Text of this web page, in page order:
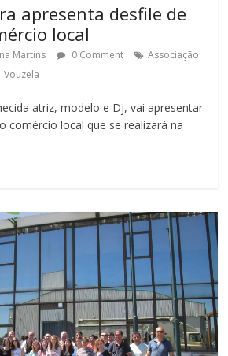
apresenta desfile de
local
Martins 0 Comment
Associação
Vouzela
atriz, modelo e Dj, vai apresentar
comércio local que se realizará na